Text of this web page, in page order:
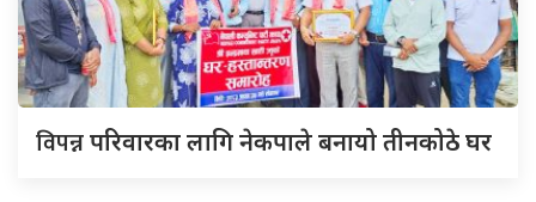
विपन्नपरिवारका लागि नेकपाले बनायो तीनकोठे घर